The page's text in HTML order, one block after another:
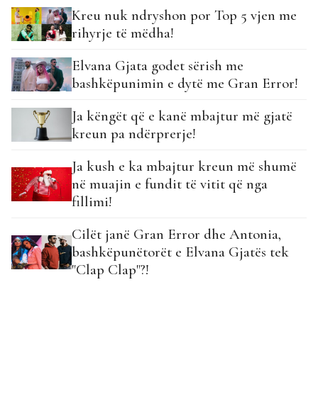
Kreu nuk ndryshon por Top 5 vjen me
rihyrje të mëdha!
Elvana Gjata godet sërish me
bashkëpunimin e dytë me Gran Error!
Ja këngët që e kanë mbajtur më gjatë
kreun pa ndërprerje!
Ja kush e ka mbajtur kreun më shumë
në muajin e fundit të vitit që nga
fillimi!
Cilët janë Gran Error dhe Antonia,
bashkëpunëtorët e Elvana Gjatës tek
"Clap Clap"?!